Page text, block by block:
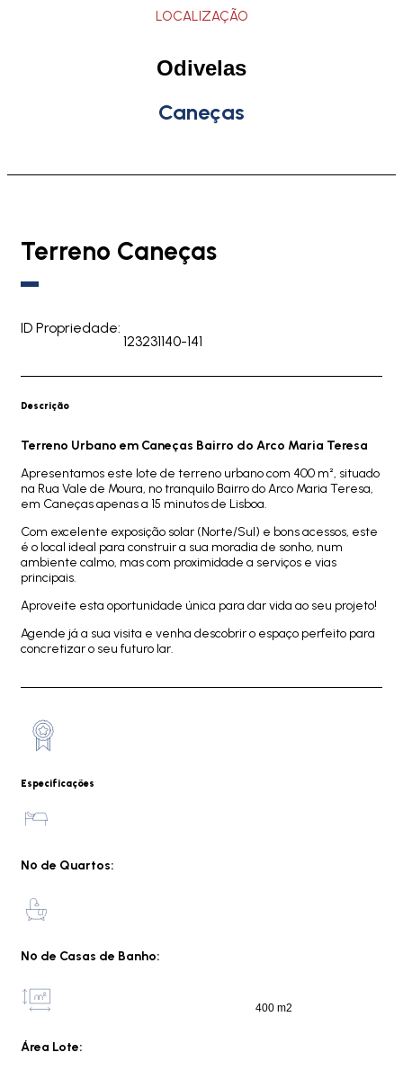
LOCALIZAÇÃO
Odivelas
Caneças
Terreno Caneças
ID Propriedade:
123231140-141
Descrição
Terreno Urbano em Caneças Bairro do Arco Maria Teresa
Apresentamos este lote de terreno urbano com 400 m², situado
na Rua Vale de Moura, no tranquilo Bairro do Arco Maria Teresa,
em Caneças apenas a 15 minutos de Lisboa.
Com excelente exposição solar (Norte/Sul) e bons acessos, este
é o local ideal para construir a sua moradia de sonho, num
ambiente calmo, mas com proximidade a serviços e vias
principais.
Aproveite esta oportunidade única para dar vida ao seu projeto!
Agende já a sua visita e venha descobrir o espaço perfeito para
concretizar o seu futuro lar.
Especificações
Nº de Quartos:
Nº de Casas de Banho:
Área Lote:
400 m2